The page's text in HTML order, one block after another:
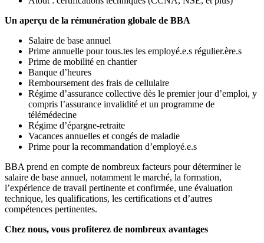
Un aperçu de la rémunération globale de BBA
Salaire de base annuel
Prime annuelle pour tous.tes les employé.e.s régulier.ère.s
Prime de mobilité en chantier
Banque d’heures
Remboursement des frais de cellulaire
Régime d’assurance collective dès le premier jour d’emploi, y
compris l’assurance invalidité et un programme de
télémédecine
Régime d’épargne-retraite
Vacances annuelles et congés de maladie
Prime pour la recommandation d’employé.e.s
BBA prend en compte de nombreux facteurs pour déterminer le
salaire de base annuel, notamment le marché, la formation,
l’expérience de travail pertinente et confirmée, une évaluation
technique, les qualifications, les certifications et d’autres
compétences pertinentes.
Chez nous, vous profiterez de nombreux avantages